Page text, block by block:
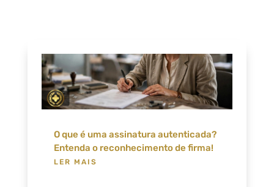
O que é uma assinatura autenticada?
Entenda o reconhecimento de firma!
LER MAIS